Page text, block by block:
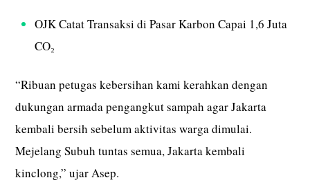
OJK Catat Transaksi di Pasar Karbon Capai 1,6 Juta
CO₂
“Ribuan petugas kebersihan kami kerahkan dengan
dukungan armada pengangkut sampah agar Jakarta
kembali bersih sebelum aktivitas warga dimulai.
Mejelang Subuh tuntas semua, Jakarta kembali
kinclong,” ujar Asep.